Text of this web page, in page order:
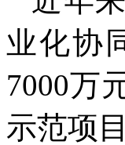
业化协
7000万
示范项